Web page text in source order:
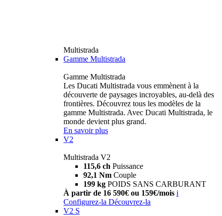
Multistrada
Gamme Multistrada
Gamme Multistrada
Les Ducati Multistrada vous emmènent à la
découverte de paysages incroyables, au-delà des
frontières. Découvrez tous les modèles de la
gamme Multistrada. Avec Ducati Multistrada, le
monde devient plus grand.
En savoir plus
V2
Multistrada V2
115,6 ch Puissance
92,1 Nm Couple
199 kg POIDS SANS CARBURANT
À partir de 16 590€ ou 159€/mois i
Configurez-la Découvrez-la
V2 S